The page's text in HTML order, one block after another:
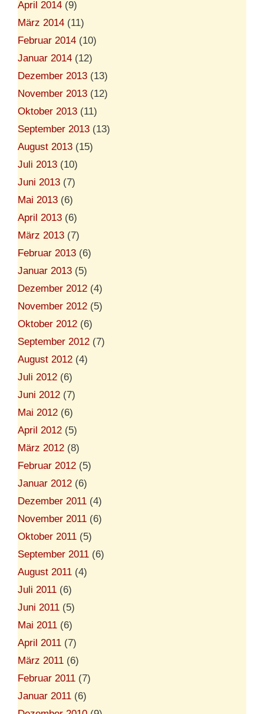
April 2014 (9)
März 2014 (11)
Februar 2014 (10)
Januar 2014 (12)
Dezember 2013 (13)
November 2013 (12)
Oktober 2013 (11)
September 2013 (13)
August 2013 (15)
Juli 2013 (10)
Juni 2013 (7)
Mai 2013 (6)
April 2013 (6)
März 2013 (7)
Februar 2013 (6)
Januar 2013 (5)
Dezember 2012 (4)
November 2012 (5)
Oktober 2012 (6)
September 2012 (7)
August 2012 (4)
Juli 2012 (6)
Juni 2012 (7)
Mai 2012 (6)
April 2012 (5)
März 2012 (8)
Februar 2012 (5)
Januar 2012 (6)
Dezember 2011 (4)
November 2011 (6)
Oktober 2011 (5)
September 2011 (6)
August 2011 (4)
Juli 2011 (6)
Juni 2011 (5)
Mai 2011 (6)
April 2011 (7)
März 2011 (6)
Februar 2011 (7)
Januar 2011 (6)